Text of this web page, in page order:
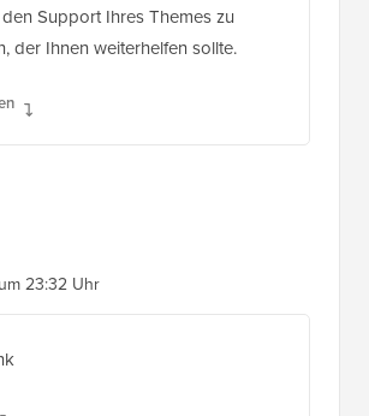
Support Ihres Themes zu
der Ihnen weiterhelfen sollte.
23:32 Uhr